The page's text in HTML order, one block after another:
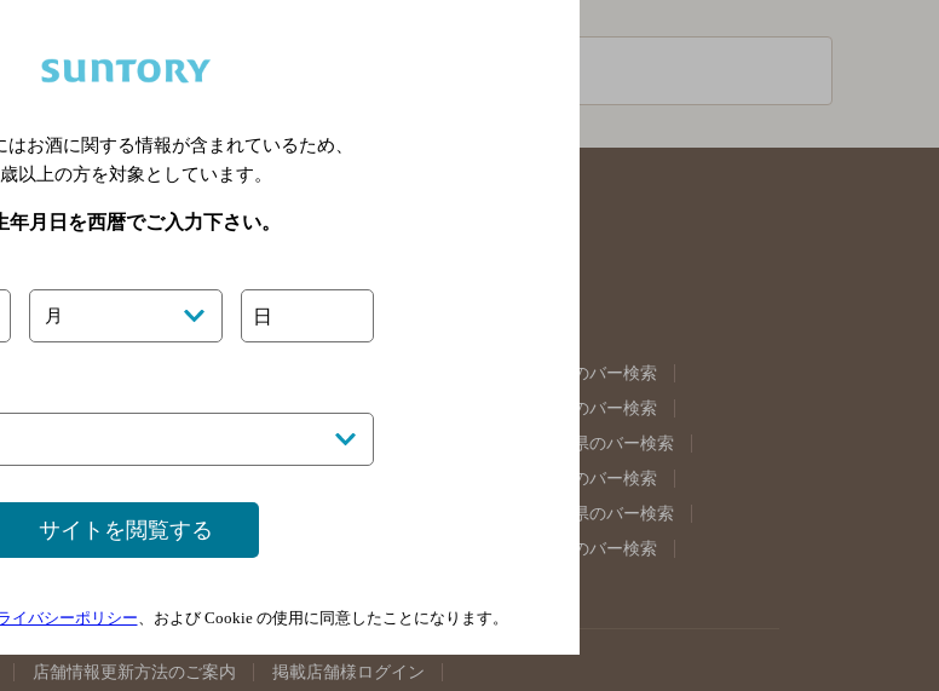
関連ページ
福島県のバー検索
東京都のバー検索
岐阜県のバー検索
奈良県のバー検索
山口県のバー検索
島根県のバー検索
佐賀県のバー検索
店舗情報更新方法のご案内 掲載店舗様ログイン
はお酒に関する情報が含まれているため、
以上の方を対象としています。
年月日を西暦でご入力下さい。
月 日
サイトを閲覧する
イバシーポリシー、および Cookie の使用に同意したことになります。